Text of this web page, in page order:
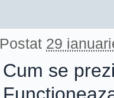
Postat 29
Cum se